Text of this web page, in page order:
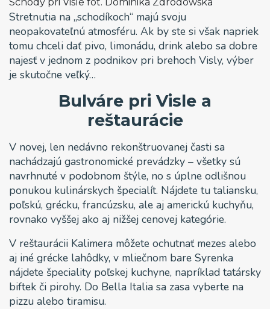
Stretnutia na „schodíkoch“ majú svoju
neopakovateľnú atmosféru. Ak by ste si však napriek
tomu chceli dať pivo, limonádu, drink alebo sa dobre
najesť v jednom z podnikov pri brehoch Visly, výber
je skutočne veľký…
Bulváre pri Visle a
reštaurácie
V novej, len nedávno rekonštruovanej časti sa
nachádzajú gastronomické prevádzky – všetky sú
navrhnuté v podobnom štýle, no s úplne odlišnou
ponukou kulinárskych špecialít. Nájdete tu taliansku,
poľskú, grécku, francúzsku, ale aj americkú kuchyňu,
rovnako vyššej ako aj nižšej cenovej kategórie.
V reštaurácii Kalimera môžete ochutnať mezes alebo
aj iné grécke lahôdky, v mliečnom bare Syrenka
nájdete špeciality poľskej kuchyne, napríklad tatársky
biftek či pirohy. Do Bella Italia sa zasa vyberte na
pizzu alebo tiramisu.